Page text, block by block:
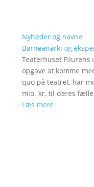
Nyheder og navne
Børneanarki og
Teaterhuset Filurens
opgave at komme
quo på teatret, har
mio. kr. til deres
Læs mere